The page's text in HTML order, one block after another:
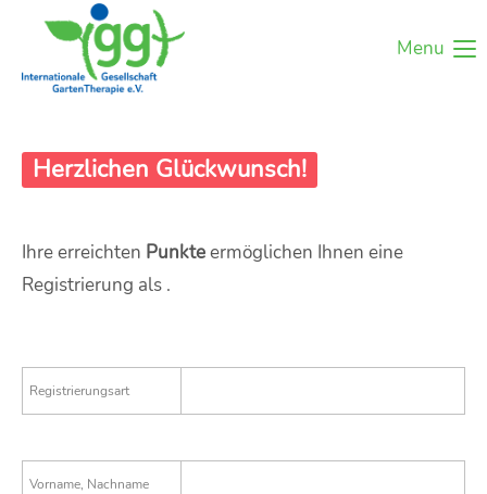
Menu
Herzlichen Glückwunsch!
Ihre erreichten Punkteermöglichen Ihnen eine
Registrierung als .
Registrierungsart
Vorname, Nachname